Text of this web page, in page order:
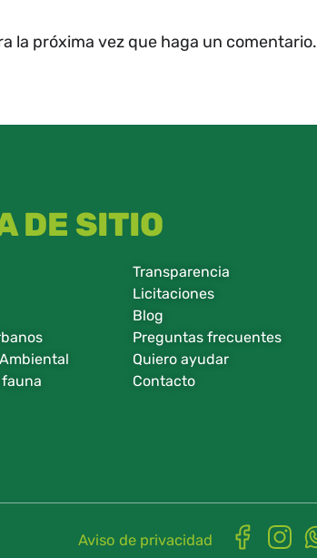
la próxima vez que haga un comentario.
DE SITIO
Transparencia
Licitaciones
Blog
Preguntas frecuentes
Quiero ayudar
Contacto
Aviso de privacidad